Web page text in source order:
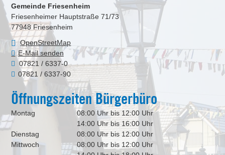
Gemeinde Friesenheim
Friesenheimer Hauptstraße 71/73
77948 Friesenheim
OpenStreetMap
E-Mail senden
07821 / 6337-0
07821 / 6337-90
Öffnungszeiten Bürgerbüro
Montag
08:00 Uhr bis 12:00 Uhr
14:00 Uhr bis 16:00 Uhr
Dienstag
08:00 Uhr bis 12:00 Uhr
Mittwoch
08:00 Uhr bis 12:00 Uhr